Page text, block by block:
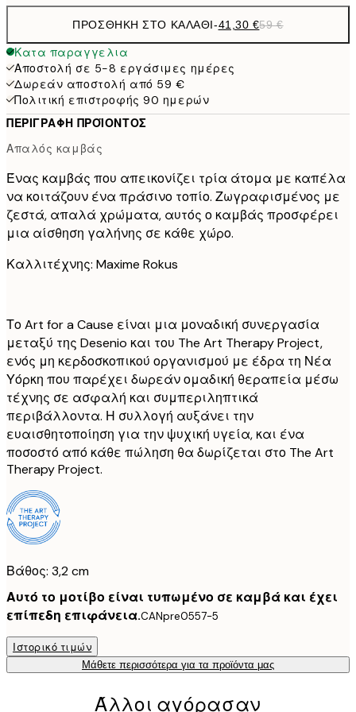
ΠΡΟΣΘΉΚΗ ΣΤΟ ΚΑΛΆΘΙ-41,30 €59 €
Κατα παραγγελια
Αποστολή σε 5-8 εργάσιμες ημέρες
Δωρεάν αποστολή από 59 €
Πολιτική επιστροφής 90 ημερών
ΠΕΡΙΓΡΑΦΉ ΠΡΟΪΌΝΤΟΣ
Απαλός καμβάς
Ένας καμβάς που απεικονίζει τρία άτομα με καπέλα
να κοιτάζουν ένα πράσινο τοπίο. Ζωγραφισμένος με
ζεστά, απαλά χρώματα, αυτός ο καμβάς προσφέρει
μια αίσθηση γαλήνης σε κάθε χώρο.
Καλλιτέχνης: Maxime Rokus
Το Art for a Cause είναι μια μοναδική συνεργασία
μεταξύ της Desenio και του The Art Therapy Project,
ενός μη κερδοσκοπικού οργανισμού με έδρα τη Νέα
Υόρκη που παρέχει δωρεάν ομαδική θεραπεία μέσω
τέχνης σε ασφαλή και συμπεριληπτικά
περιβάλλοντα. Η συλλογή αυξάνει την
ευαισθητοποίηση για την ψυχική υγεία, και ένα
ποσοστό από κάθε πώληση θα δωρίζεται στο The Art
Therapy Project.
Βάθος: 3,2 cm
Αυτό το μοτίβο είναι τυπωμένο σε καμβά και έχει
επίπεδη επιφάνεια.CANpre0557-5
Ιστορικό τιμών
Μάθετε περισσότερα για τα προϊόντα μας
Άλλοι αγόρασαν